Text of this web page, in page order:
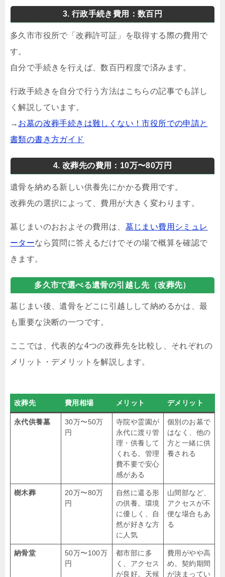
3. 行政手続き費用：数百円
多久市市役所で「改葬許可証」を取得する際の費用で
す。
自分で手続きを行えば、数百円程度で済みます。
行政手続きを自分で行う方法はこちらの記事でも詳し
く解説しています。
→ お墓の改葬手続きは難しくない！市役所での申請と
書類の書き方ガイド
4. 改葬先の費用：10万〜80万円
遺骨を納める新しい供養先にかかる費用です。
改葬先の選択によって、費用が大きく変わります。
墓じまいのおおよその費用は、 墓じまい費用シミュレ
ーターなら質問に答えるだけでその場で概算を確認で
きます。
多久市で選べる遺骨の引越し先（改葬先）
墓じまい後、遺骨をどこに引越しして納めるかは、最
も重要な決断の一つです。
ここでは、代表的な4つの改葬先を比較し、それぞれの
メリット・デメリットを解説します。
改葬先 費用相場 メリット デメリット
永代供養墓
30万〜50万
円
寺院や霊園が
永代に渡り管
理・供養して
くれる。管理
費不要で安心
感がある
個別のお墓で
はなく、他の
方と一緒に供
養される
樹木葬
20万〜80万
円
自然に還る形
の供養。環境
に優しく、自
然が好きな方
に人気
山間部など、
アクセスが不
便な場合もあ
る
納骨堂
50万〜100万
円
都市部に多
く、アクセス
が良好。天候
費用がやや高
め。契約期間
が決まってい